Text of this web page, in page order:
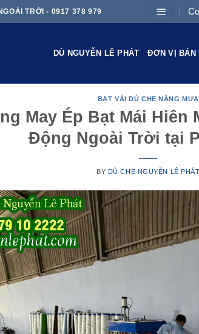
TRỜI - 0917 378 979
DÙ NGUYỄN LÊ PHÁT ĐƠN VỊ BÁN
BẠT VẢI DÙ CHE NẮNG MƯA
May Ép Bạt Mái Hiên
Động Ngoài Trời tại
BY DÙ CHE NGUYỄN LÊ PHÁT